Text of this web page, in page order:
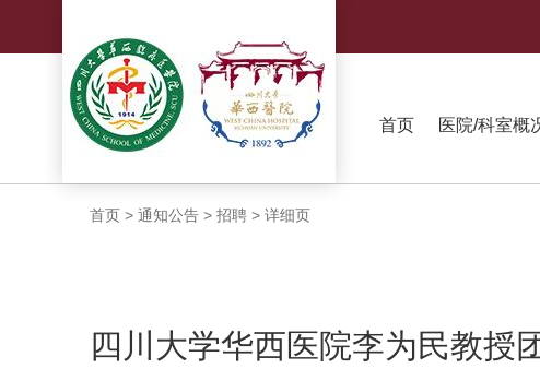
首页 医院/科室概
首页 > 通知公告 > 招聘 > 详细页
四川大学华西医院李为民教授